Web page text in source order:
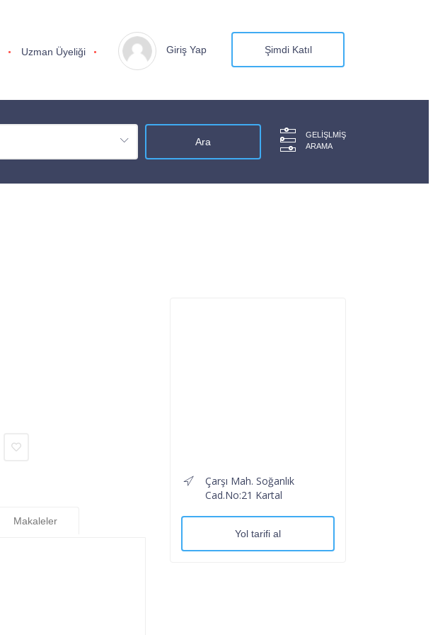
Uzman Üyeliği Giriş Yap Şimdi Katıl
GELIŞLMIŞ
ARAMA
Makaleler
Çarşı Mah. Soğanlık
Cad.No:21 Kartal
Yol tarifi al